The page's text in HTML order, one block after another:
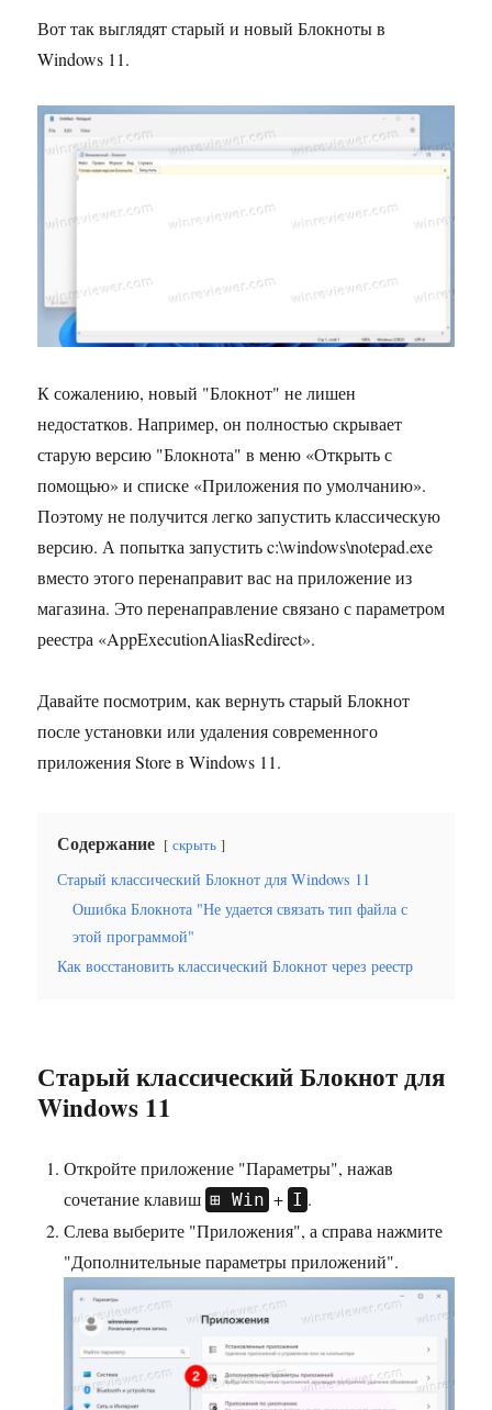
Вот так выглядят старый и новый Блокноты в
Windows 11.
К сожалению, новый "Блокнот" не лишен
недостатков. Например, он полностью скрывает
старую версию "Блокнота" в меню «Открыть с
помощью» и списке «Приложения по умолчанию».
Поэтому не получится легко запустить классическую
версию. А попытка запустить c:\windows\notepad.exe
вместо этого перенаправит вас на приложение из
магазина. Это перенаправление связано с параметром
реестра «AppExecutionAliasRedirect».
Давайте посмотрим, как вернуть старый Блокнот
после установки или удаления современного
приложения Store в Windows 11.
Содержание скрыть
Старый классический Блокнот для Windows 11
Ошибка Блокнота "Не удается связать тип файла с
этой программой"
Как восстановить классический Блокнот через реестр
Старый классический Блокнот для
Windows 11
Откройте приложение "Параметры", нажав
сочетание клавиш
Win + I .
Слева выберите "Приложения", а справа нажмите
"Дополнительные параметры приложений".